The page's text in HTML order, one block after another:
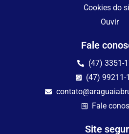
Cookies do
Ouvir
Fale
(47) 3351-
(47) 99211-
Fale
Site